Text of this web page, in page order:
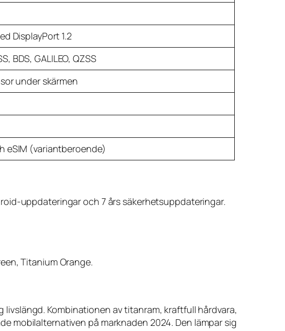
DisplayPort 1.2
BDS, GALILEO, QZSS
under skärmen
eSIM (variantberoende)
uppdateringar och 7 års säkerhetsuppdateringar.
Titanium Orange.
Kombinationen av titanram, kraftfull hårdvara,
mobilalternativen på marknaden 2024. Den lämpar sig